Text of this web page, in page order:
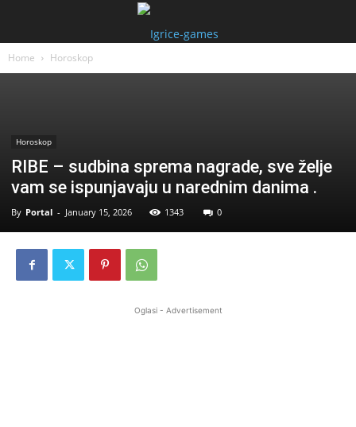
Home Horoskop
Horoskop
RIBE – sudbina sprema nagrade, sve želje
vam se ispunjavaju u narednim danima .
By Portal - January 15, 2026 1343 0
Oglasi - Advertisement